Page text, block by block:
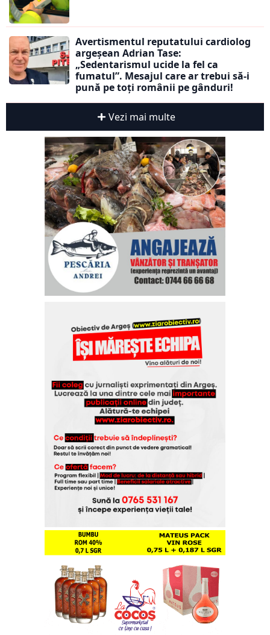
Avertismentul reputatului cardiolog
argeșean Adrian Tase:
„Sedentarismul ucide la fel ca
fumatul”. Mesajul care ar trebui să-i
pună pe toți românii pe gânduri!
Vezi mai multe